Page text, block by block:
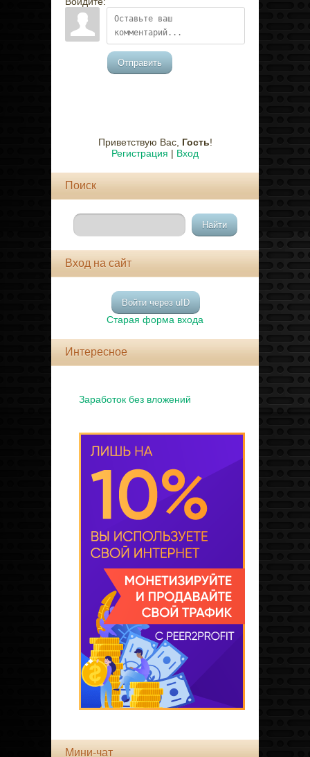
Отправить
Приветствую Вас, Гость!
Регистрация | Вход
Поиск
Вход на сайт
Войти через uID
Старая форма входа
Интересное
Заработок без вложений
Мини-чат